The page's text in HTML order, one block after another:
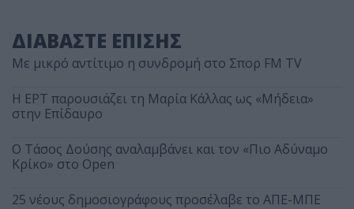
ΔΙΑΒΑΣΤΕ ΕΠΙΣΗΣ
Με μικρό αντίτιμο η συνδρομή στο Σπορ FM TV
Η ΕΡΤ παρουσιάζει τη Μαρία Κάλλας ως «Μήδεια»
στην Επίδαυρο
Ο Τάσος Δούσης αναλαμβάνει και τον «Πιο Αδύναμο
Κρίκο» στο Open
25 νέους δημοσιογράφους προσέλαβε το ΑΠΕ-ΜΠΕ